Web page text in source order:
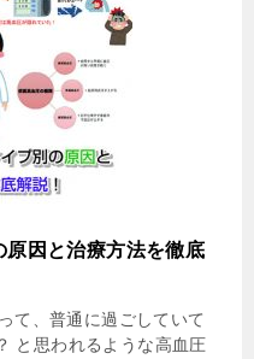
因と治療方法を徹底
て、普通に過ごしていて
と思われるような高血圧